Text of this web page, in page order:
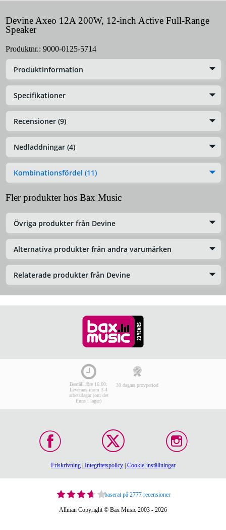
Devine Axeo 12A 200W, 12-inch Active Full-Range
Speaker
Produktnr.: 9000-0125-5714
Produktinformation
Specifikationer
Recensioner (9)
Nedladdningar (4)
Kombinationsfördel (11)
Fler produkter hos Bax Music
Övriga produkter från Devine
Alternativa produkter från andra varumärken
Relaterade produkter från Devine
Beställ före 16:00:
Leverans inom 3-4
arbetsdagar (om det
finns i lager)
30 dagars provperiod
Friskrivning| Integritetspolicy| Cookie-inställningar
baserat på 2777 recensioner
Allmän Copyright © Bax Music 2003 - 2026